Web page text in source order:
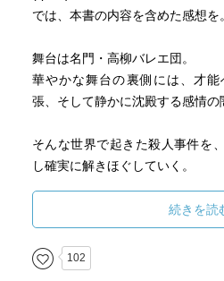
では、本書の内容を含めた感想を。
舞台は名門・高柳バレエ団。
華やかな舞台の裏側には、才
張、そして静かに沈殿する感情の
そんな世界で起きた殺人事件を
し確実に解きほぐしていく。
シリーズの魅力を象徴しているよ
物語は、バレエ団の事務所で画
ところから始まる。
続きを読
102